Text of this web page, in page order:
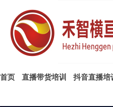
首页 直播带货培训 抖音直播培